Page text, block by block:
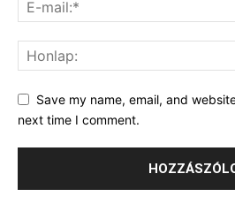
Save my name, email, and
next time I comment.